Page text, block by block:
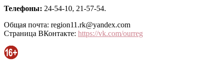
Телефоны: 24-54-10, 21-57-54.
Общая почта: region11.rk@yandex.com
Страница ВКонтакте: https://vk.com/ourreg